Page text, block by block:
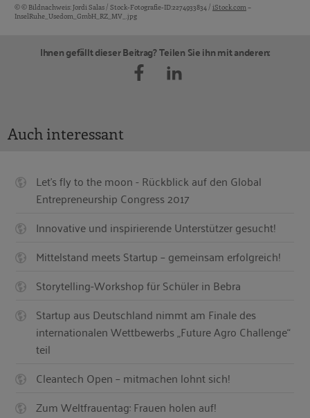
© © Bildnachweis: Jordi Salas / Stock-Fotografie-ID:2274933834 / iStock.com–
InselRuhe_Usedom_GmbH_RZ_MV_.jpg
Ihnen gefällt dieser Beitrag? Teilen Sie ihn mit anderen:
Auch interessant
Let’s fly to the moon - Rückblick auf den Global
Entrepreneurship Congress 2017
Innovative und inspirierende Unterstützer gesucht!
Mittelstand meets Startup – gemeinsam erfolgreich!
Storytelling-Workshop für Schüler in Bebra
Startup aus Deutschland nimmt am Finale des
internationalen Wettbewerbs „Future Agro Challenge“
teil
Cleantech Open – mitmachen lohnt sich!
Zum Weltfrauentag: Frauen holen auf!